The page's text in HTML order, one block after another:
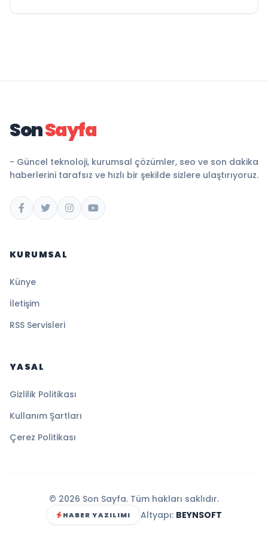
SonSayfa
- Güncel teknoloji, kurumsal çözümler, seo ve son dakika
haberlerini tarafsız ve hızlı bir şekilde sizlere ulaştırıyoruz.
KURUMSAL
Künye
İletişim
RSS Servisleri
YASAL
Gizlilik Politikası
Kullanım Şartları
Çerez Politikası
© 2026 Son Sayfa. Tüm hakları saklıdır.
HABER YAZILIMI Altyapı: BEYNSOFT